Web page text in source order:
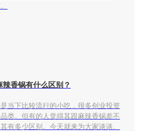
辣香锅有什么区别？
下比较流行的小吃，很多创业投资
类。但有的人觉得其跟麻辣香锅差不
有多少区别。今天就来为大家谈谈。